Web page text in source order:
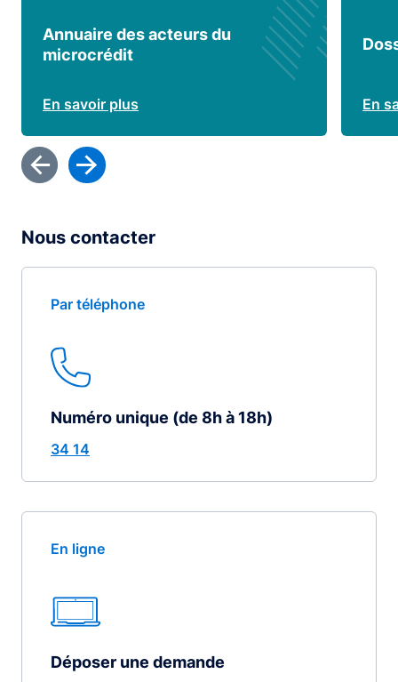
Annuaire des acteurs du
microcrédit
En savoir plus En
Nous contacter
Par téléphone
Numéro unique (de 8h à 18h)
34 14
En ligne
Déposer une demande